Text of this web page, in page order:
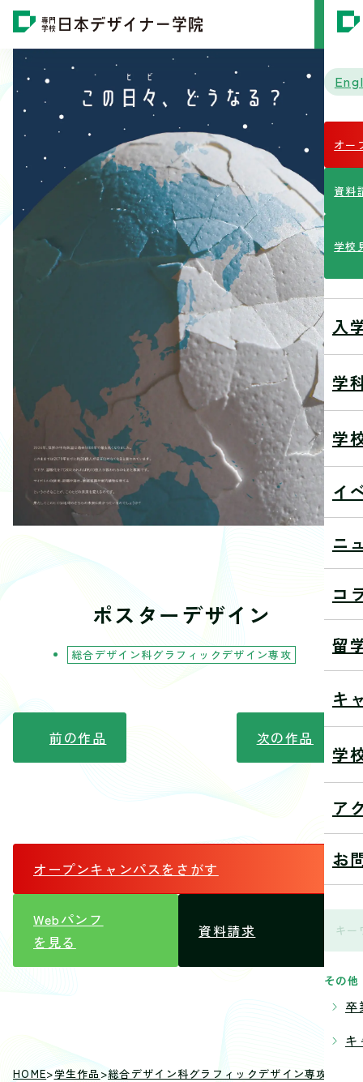
MENU
オー
資料
学校
入
学
学
イ
ニ
コ
留
キ
学
ア
お
その他
卒
キ
ポスターデザイン
総合デザイン科グラフィックデザイン専攻
前の作品 次の作品
オープンキャンパスをさがす
Webパンフ
を見る
資料請求
HOME>学生作品 >総合デザイン科グラフィックデザイン専攻